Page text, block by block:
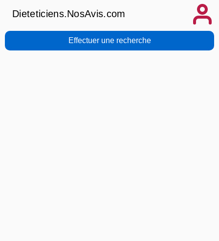
Dieteticiens.NosAvis.com
Effectuer une recherche